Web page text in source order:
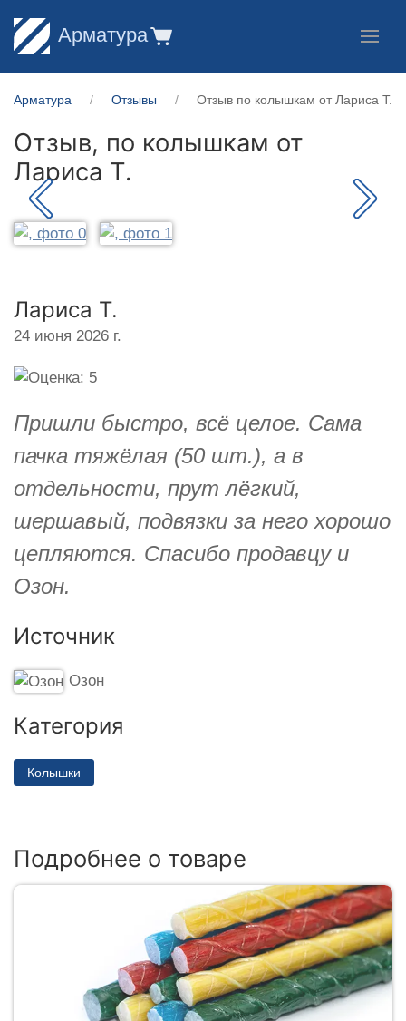
Арматура
Арматура Отзывы Отзыв по колышкам от Лариса Т.
Отзыв, по колышкам от
Лариса Т.
Лариса Т.
24 июня 2026 г.
Пришли быстро, всё целое. Сама
пачка тяжёлая (50 шт.), а в
отдельности, прут лёгкий,
шершавый, подвязки за него хорошо
цепляются. Спасибо продавцу и
Озон.
Источник
Озон
Категория
Колышки
Подробнее о товаре